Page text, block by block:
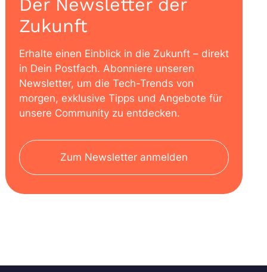
Der Newsletter der
Zukunft
Erhalte einen Einblick in die Zukunft – direkt
in Dein Postfach. Abonniere unseren
Newsletter, um die Tech-Trends von
morgen, exklusive Tipps und Angebote für
unsere Community zu entdecken.
Zum Newsletter anmelden